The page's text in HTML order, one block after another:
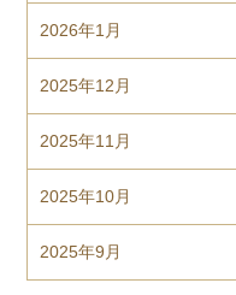
2026年1月
2025年12月
2025年11月
2025年10月
2025年9月